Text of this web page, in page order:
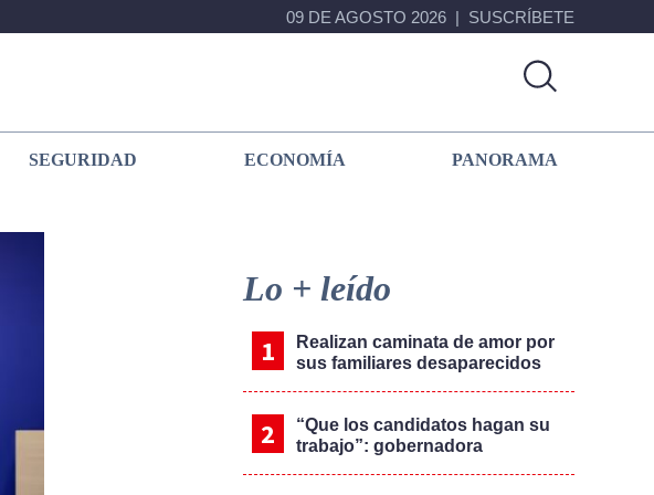
09 DE AGOSTO 2026 SUSCRÍBETE
SEGURIDAD ECONOMÍA PANORAMA
Sidebar
Lo + leído
Realizan caminata de amor por
sus familiares desaparecidos
“Que los candidatos hagan su
trabajo”: gobernadora